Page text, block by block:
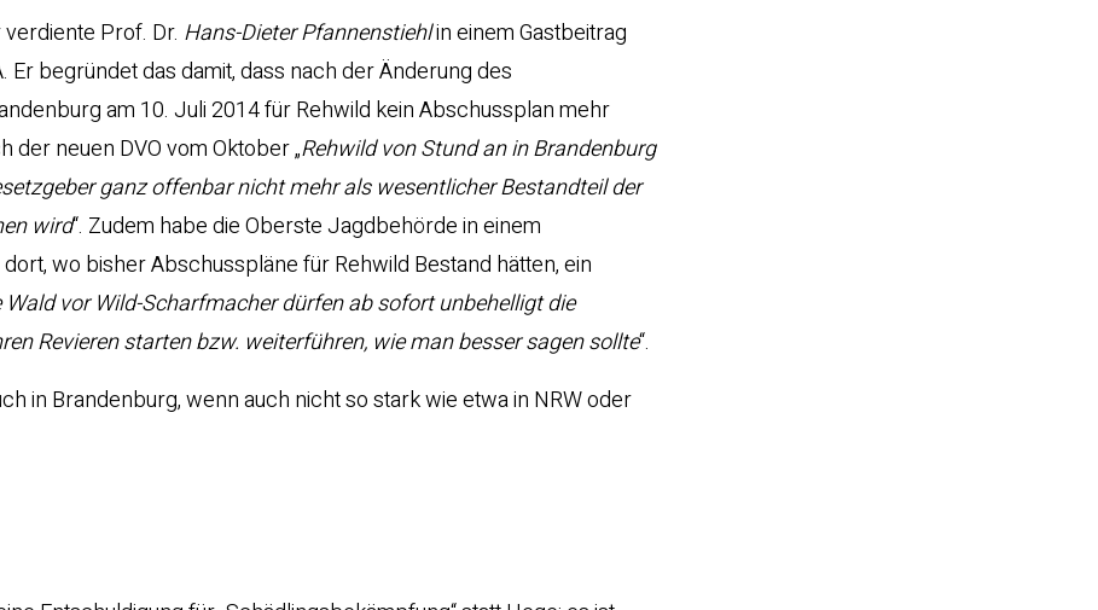
Prof. Dr. Hans-Dieter Pfannenstiehlin einem Gastbeitrag
Er begründet das damit, dass nach der Änderung des
am 10. Juli 2014 für Rehwild kein Abschussplan mehr
der neuen DVO vom Oktober „Rehwild von Stund an in Brandenburg
ganz offenbar nicht mehr als wesentlicher Bestandteil der
wird“. Zudem habe die Oberste Jagdbehörde in einem
wo bisher Abschusspläne für Rehwild Bestand hätten, ein
Wald vor Wild-Scharfmacher dürfen ab sofort unbehelligt die
Revieren starten bzw. weiterführen, wie man besser sagen sollte“.
in Brandenburg, wenn auch nicht so stark wie etwa in NRW oder